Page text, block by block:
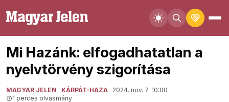
Mi Hazánk: elfogadhatatlan a
nyelvtörvény szigorítása
MAGYAR JELEN KÁRPÁT-HAZA
2024. nov. 7. 10:00
1 perces olvasmány